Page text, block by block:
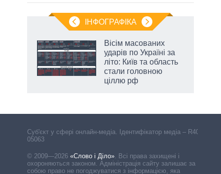
ІНФОГРАФІКА
Вісім масованих
ударів по Україні за
літо: Київ та область
стали головною
ціллю рф
Cуб'єкт у сфері онлайн-медіа. Ідентифікатор медіа – R40-
05063
© 2009—2026 «Слово і Діло». Всі права захищені і
охороняються законом. Адміністрація сайту залишає за
собою право не погоджуватися з інформацією, яка